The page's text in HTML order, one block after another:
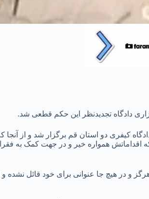
دادگاه تجدیدنظر این حکم قطعی شد.
این گزارش عبدالصمد خرمشاهی ۲۸ فروردین ماه ۱۴۰۱ گفته بود: دادگاه مهرشاد سهیلی روز ۲۰ فروردین در شعبه ۱۱۰ دادگاه کیفری دو استان قم
کرد و گفت که اقداماتش همواره خیر و در جهت کمک به
و در هیچ جا عنوانی برای خود قائل نشده و